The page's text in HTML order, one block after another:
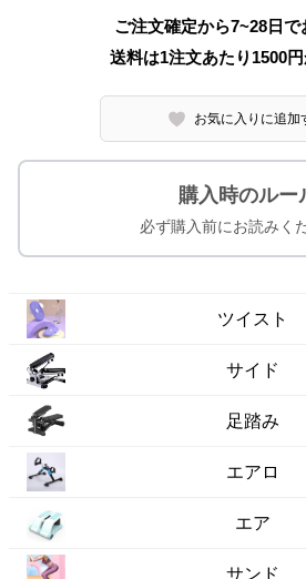
ご注文確定から7~28日で
送料は1注文あたり 1500
お気に入りに追加
購入時のルー
必ず購入前にお読みく
ツイスト
サイド
足踏み
エアロ
エア
サンド